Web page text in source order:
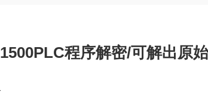
程序解密/可解出原